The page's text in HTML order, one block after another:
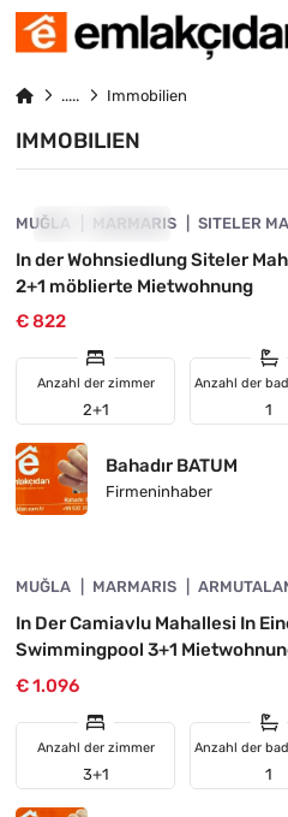
Immobilien
IMMOBILIEN
ZU VERMIETEN
MUĞLA MARMARIS SITELER
In der Wohnsiedlung Siteler
2+1 möblierte Mietwohnung
€ 822
Anzahl der zimmer
2+1
Anzahl der
1
Bahadır BATUM
Firmeninhaber
VORGESTELLT
MUĞLA MARMARIS
In Der Camiavlu Mahallesi In
Swimmingpool 3+1
€ 1.096
Anzahl der zimmer
3+1
Anzahl der
1